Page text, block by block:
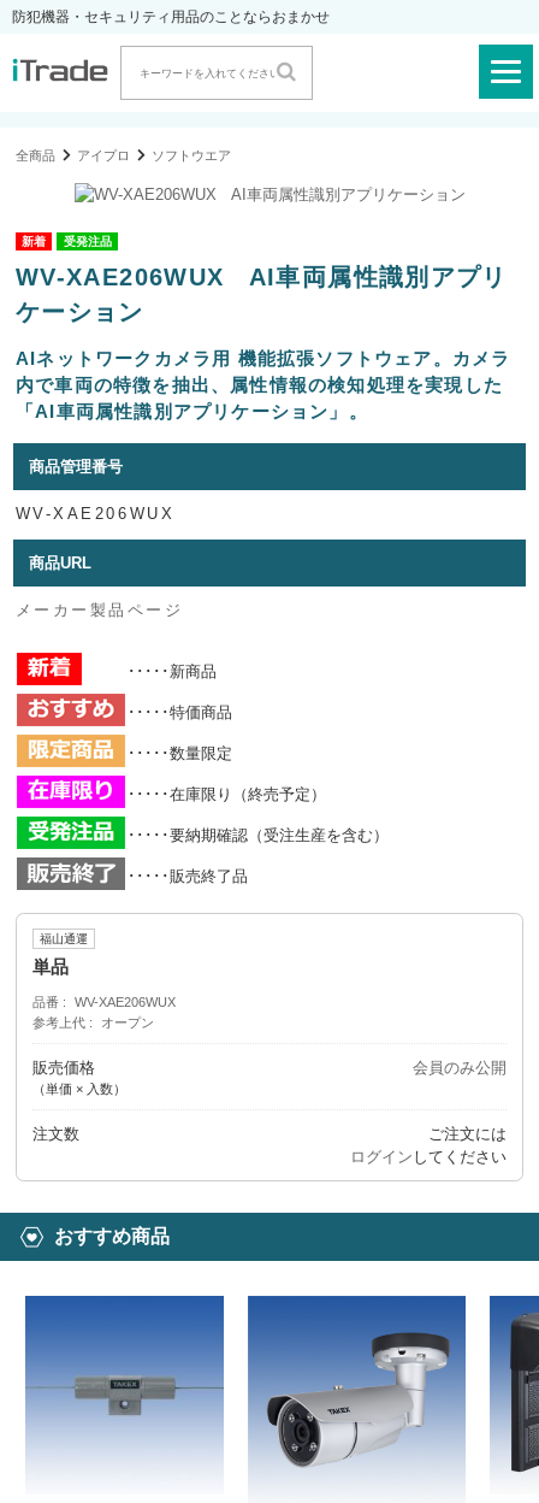
防犯機器・セキュリティ用品のことならおまかせ
全商品 アイプロ ソフトウエア
受発注品
WV-XAE206WUX AI車両属性識別アプリ
ケーション
AIネットワークカメラ用 機能拡張ソフトウェア。カメラ
内で車両の特徴を抽出、属性情報の検知処理を実現した
「AI車両属性識別アプリケーション」。
商品管理番号
WV-XAE206WUX
商品URL
メーカー製品ページ
･････新商品
･････特価商品
･････数量限定
･････在庫限り（終売予定）
･････要納期確認（受注生産を含む）
･････販売終了品
福山通運
単品
品番
WV-XAE206WUX
参考上代
オープン
販売価格
（単価 × 入数）
会員のみ公開
注文数
ご注文には
ログイン してください
おすすめ商品